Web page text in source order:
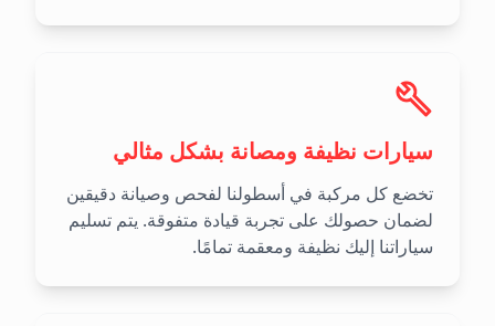
سيارات نظيفة ومصانة بشكل مثالي
تخضع كل مركبة في أسطولنا لفحص وصيانة دقيقين
لضمان حصولك على تجربة قيادة متفوقة. يتم تسليم
سياراتنا إليك نظيفة ومعقمة تمامًا.